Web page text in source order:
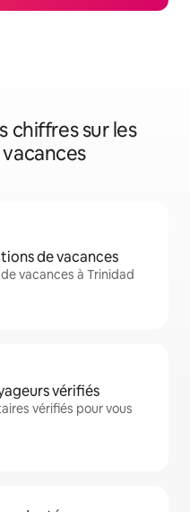
chiffres sur les
de vacances
vacances à Trinidad
vérifiés
vérifiés pour vous